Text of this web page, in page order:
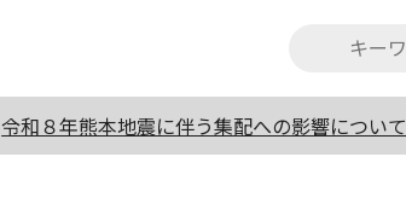
令和８年熊本地震に伴う集配への影響について